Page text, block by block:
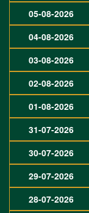
05-08-2026
04-08-2026
03-08-2026
02-08-2026
01-08-2026
31-07-2026
30-07-2026
29-07-2026
28-07-2026